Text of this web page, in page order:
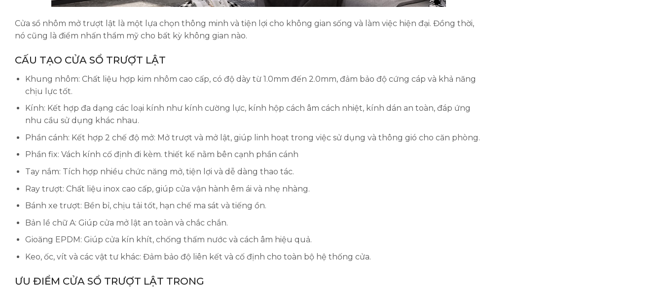
Cửa sổ nhôm mở trượt lật là một lựa chọn thông minh và tiện lợi cho không gian sống và làm việc hiện đại. Đồng thời,
nó cũng là điểm nhấn thẩm mỹ cho bất kỳ không gian nào.
CẤU TẠO CỬA SỔ TRƯỢT LẬT
Khung nhôm: Chất liệu hợp kim nhôm cao cấp, có độ dày từ 1.0mm đến 2.0mm, đảm bảo độ cứng cáp và khả năng
chịu lực tốt.
Kính: Kết hợp đa dạng các loại kính như kính cường lực, kính hộp cách âm cách nhiệt, kính dán an toàn, đáp ứng
nhu cầu sử dụng khác nhau.
Phần cánh: Kết hợp 2 chế độ mở: Mở trượt và mở lật, giúp linh hoạt trong việc sử dụng và thông gió cho căn phòng.
Phần fix: Vách kính cố định đi kèm. thiết kế nằm bên cạnh phần cánh
Tay nắm: Tích hợp nhiều chức năng mở, tiện lợi và dễ dàng thao tác.
Ray trượt: Chất liệu inox cao cấp, giúp cửa vận hành êm ái và nhẹ nhàng.
Bánh xe trượt: Bền bỉ, chịu tải tốt, hạn chế ma sát và tiếng ồn.
Bản lề chữ A: Giúp cửa mở lật an toàn và chắc chắn.
Gioăng EPDM: Giúp cửa kín khít, chống thấm nước và cách âm hiệu quả.
Keo, ốc, vít và các vật tư khác: Đảm bảo độ liên kết và cố định cho toàn bộ hệ thống cửa.
ƯU ĐIỂM CỬA SỔ TRƯỢT LẬT TRONG